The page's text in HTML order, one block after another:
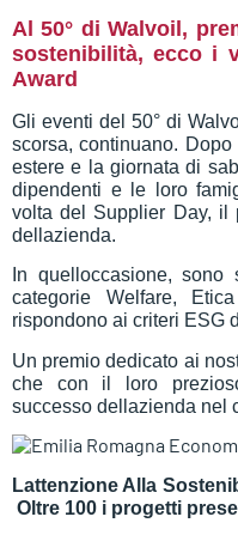
Al 50° di Walvoil,
sostenibilità, ecco i
Award
Gli eventi del 50° di
scorsa, continuano.
estere e la giornata di
dipendenti e le loro
volta del Supplier Day, il
dellazienda.
In quelloccasione,
categorie Welfare,
rispondono ai criteri ESG
Un premio dedicato ai
che con il loro
successo dellazienda nel
Lattenzione Alla
Oltre 100 i progetti